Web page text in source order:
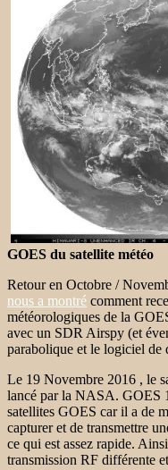
GOES du satellite météo
Retour en Octobre /
nous a montré comment
météorologiques de la
avec un SDR Airspy (et
parabolique et le logiciel de
Le 19 Novembre 2016 , le
lancé par la NASA. GOES
satellites GOES car il a de
capturer et de transmettre
ce qui est assez rapide.
transmission RF différente